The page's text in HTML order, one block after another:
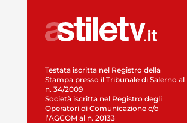
Testata iscritta nel Registro della
Stampa presso il Tribunale di Salerno al
n. 34/2009
Società iscritta nel Registro degli
Operatori di Comunicazione c/o
l’AGCOM al n. 20133